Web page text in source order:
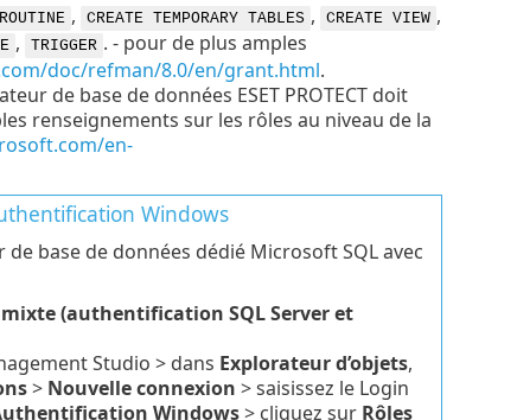
, CREATE TEMPORARY TABLES , CREATE VIEW ,
, TRIGGER . - pour de plus amples
doc/refman/8.0/en/grant.html.
de base de données ESET PROTECT doit
renseignements sur les rôles au niveau de la
en-
Windows
base de données dédié Microsoft SQL avec
(authentification SQL Server et
Studio > dans Explorateur d’objets,
> Nouvelle connexion > saisissez le Login
Windows> cliquez sur Rôles